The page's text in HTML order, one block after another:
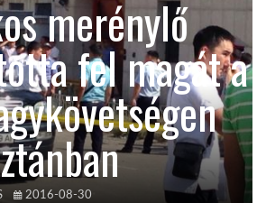
merénylő
fel magát a
2016-08-30